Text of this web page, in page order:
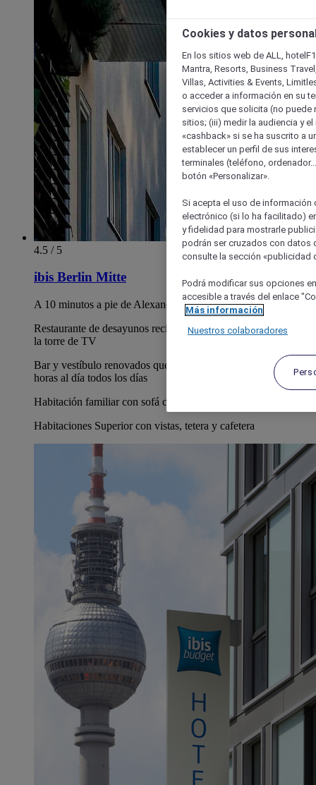
4.5 / 5
ibis Berlin Mitte
A 10 minutos a pie de Alexanderplatz
Restaurante de desayunos recientemente renovado con vista a
la torre de TV
Bar y vestíbulo renovados que ofrecen bebidas y aperitivos 24
horas al día todos los días
Habitación familiar con sofá cama
Habitaciones Superior con vistas, tetera y cafetera
Cookies y datos
En los sitios web de ALL,
Mantra, Resorts, Business
Villas, Activities & Events,
o acceder a información en su
servicios que solicita (no puede
sitios; (iii) medir la audiencia y
«cashback» si se ha suscrito a
establecer un perfil de sus
terminales (teléfono,
botón «Personalizar».
Si acepta el uso de
electrónico (si lo ha facilitado)
y fidelidad para mostrarle
podrán ser cruzados con datos
consulte la sección «publicidad
Podrá modificar sus opciones
accesible a través del enlace
Más información
Nuestros colaboradores